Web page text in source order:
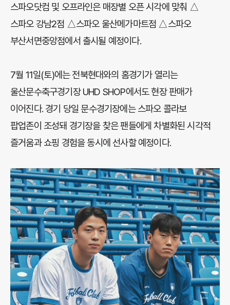
스파오닷컴 및 오프라인은 매장별 오픈 시각에 맞춰 △
스파오 강남2점 △스파오 울산메가마트점 △스파오
부산서면중앙점에서 출시될 예정이다.
7월 11일(토)에는 전북현대와의 홈경기가 열리는
울산문수축구경기장 UHD SHOP에서도 현장 판매가
이어진다. 경기 당일 문수경기장에는 스파오 콜라보
팝업존이 조성돼 경기장을 찾은 팬들에게 차별화된 시각적
즐거움과 쇼핑 경험을 동시에 선사할 예정이다.